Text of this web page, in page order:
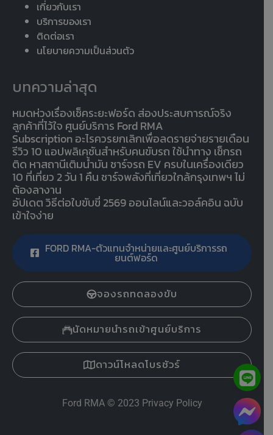
เกี่ยวกับเรา
บริการของเรา
ติดต่อเรา
นโยบายความเป็นส่วนตัว
บทความล่าสุด
หมดห่วงเรื่องเช็คระยะฟอร์ด ส่องประสบการณ์จริง
ลูกค้าที่ไว้ใจ ศูนย์บริการ Ford RMA
Subscription อะไรควรยกเลิกเพื่อลดรายจ่ายรายเดือน
รีวิว 10 แอปพลิเคชันสำหรับคนขับรถ ใช้นำทาง เช็กรถ
ติด หาสถานีเติมน้ำมัน ชาร์จรถ EV ครบในเครื่องเดียว
10 ที่เที่ยว 2 วัน 1 คืน ชาร์จพลังที่เที่ยวใกล้กรุงเทพฯ ไม่
ต้องลางาน
อัปเดต วิธีต่อใบขับขี่ 2569 ออนไลน์และวอล์คอิน ฉบับ
เข้าใจง่าย
FORD RMA-ตัวแทนจำหน่ายและศูนย์บริการรถ
ยนต์ฟอร์ด
จองรถทดลองขับ
นัดหมายนำรถเข้าศูนย์บริการ
ดาวน์โหลดโบรชัวร์
Ford RMA© 2023 Privacy Policy